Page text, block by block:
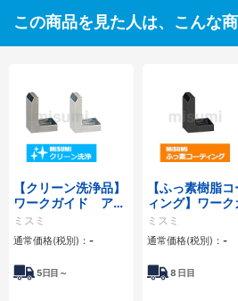
この商品を見た人は、こんな
【クリーン洗浄品】
ワークガイド アン
グルタイプ
ミスミ
通常価格(税別)： -
5日目～
【ふっ素樹脂
ィング】ワーク
ド アングルタ
ミスミ
通常価格(税別)： -
8 日目